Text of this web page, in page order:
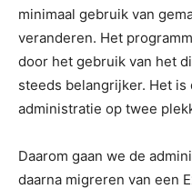
minimaal gebruik van
veranderen. Het
door het gebruik van het
steeds belangrijker. Het
administratie op twee
Daarom gaan we de
daarna migreren van een